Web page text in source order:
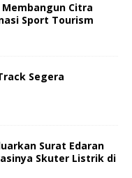
Membangun Citra
Sport Tourism
Segera
Surat Edaran
Skuter Listrik di